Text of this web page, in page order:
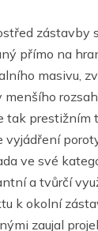
zástavby
přímo na
masivu,
menšího
tak prestižním
vyjádření
ve své
a tvůrčí
k okolní
zaujal